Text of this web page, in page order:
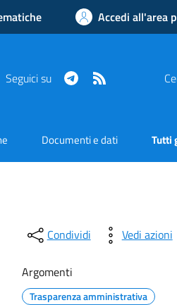
Accedi all'area
Seguici su Telegram
Documenti e dati Tutti
Condividi Vedi azioni
Argomenti
Trasparenza amministrativa